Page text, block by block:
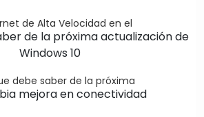
de Alta Velocidad en el
debe saber de la próxima